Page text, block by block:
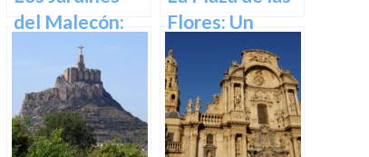
del Malecón:
Un Oasis en la
Ciudad.
Flores: Un
Rincón de Color
en la Ciudad de
Murcia